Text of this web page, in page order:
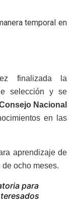
temporal en
finalizada la
selección y se
Nacional
en las
aprendizaje de
ocho meses.
para